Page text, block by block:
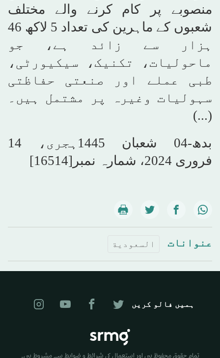
منصوبے پر کام کرنے والے مختلف
شعبوں کے ماہرین کی تعداد 5 لاکھ 46
ہزار سے زائد ہے، جو
ماحولیات، تکنیک، سیکیورٹی،
طبی عملے اور صنعتی حفاظتی
سہولیات وغیرہ پر مشتمل ہیں۔
(...)
بدھ-04 شعبان 1445ہجری، 14
فروری 2024، شمارہ نمبر
[16514]
عنوانات السعودية
ہمیں فالو کریں
تمام حقوق محفوظ ہیں اور استعمال کی شرائط و ضوابط سے مشروط ہیں۔